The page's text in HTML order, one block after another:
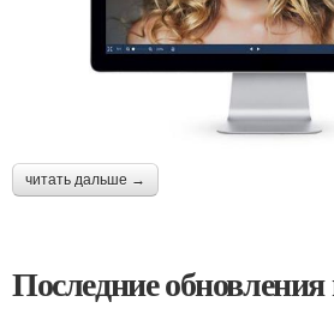
читать дальше →
Последние обновления